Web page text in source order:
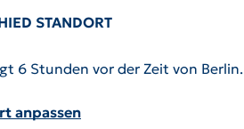
STANDORT
6 Stunden vor der Zeit von Berlin.
anpassen